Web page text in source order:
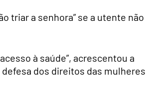
triar a senhora” se a utente não
à saúde”, acrescentou a
dos direitos das mulheres